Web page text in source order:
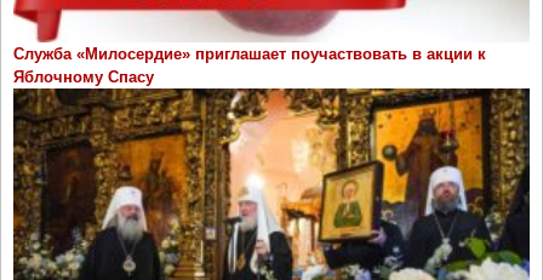
Служба «Милосердие» приглашает поучаствовать в акции к
Яблочному Спасу